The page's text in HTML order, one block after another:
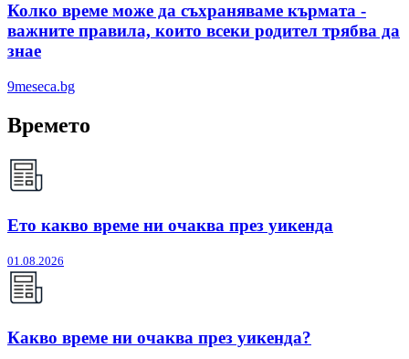
Колко време може да съхраняваме кърмата -
важните правила, които всеки родител трябва да
знае
9meseca.bg
Времето
Ето какво време ни очаква през уикенда
01.08.2026
Какво време ни очаква през уикенда?